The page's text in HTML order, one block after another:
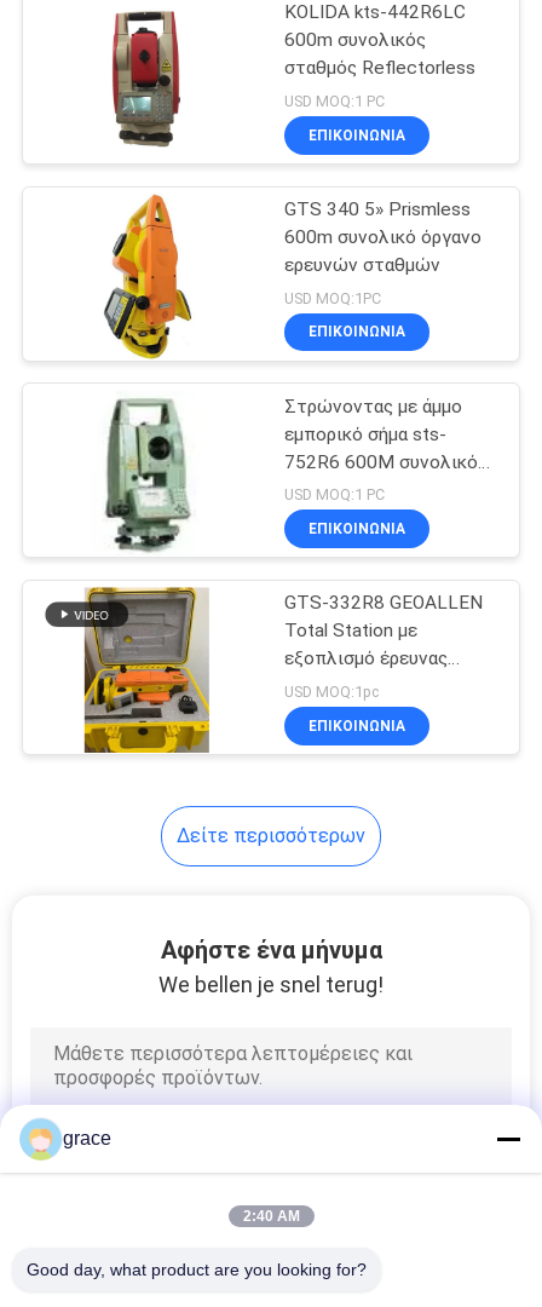
KOLIDA kts-442R6LC
600m συνολικός
σταθμός Reflectorless
USD MOQ:1 PC
ΕΠΙΚΟΙΝΩΝΊΑ
GTS 340 5» Prismless
600m συνολικό όργανο
ερευνών σταθμών
USD MOQ:1PC
ΕΠΙΚΟΙΝΩΝΊΑ
Στρώνοντας με άμμο
εμπορικό σήμα sts-
752R6 600M συνολικό
όργανο ερευνών
σταθμών Prismless
USD MOQ:1 PC
ΕΠΙΚΟΙΝΩΝΊΑ
GTS-332R8 GEOALLEN
Total Station με
εξοπλισμό έρευνας
Bluetooth
USD MOQ:1pc
ΕΠΙΚΟΙΝΩΝΊΑ
Δείτε περισσότερων
Αφήστε ένα μήνυμα
We bellen je snel terug!
grace
2:40 AM
Good day, what product are you looking for?